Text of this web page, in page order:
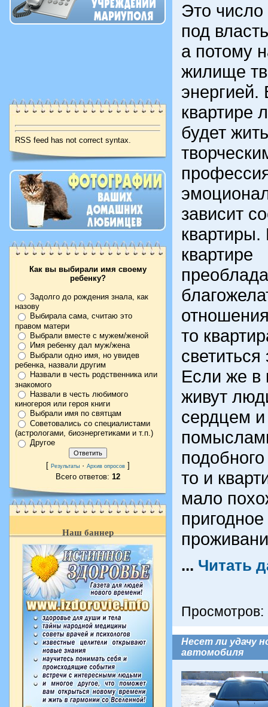
RSS feed has not correct syntax.
Как вы выбирали имя своему
ребенку?
Задолго до рождения знала, как
назову
Выбирала сама, считаю это
правом матери
Выбрали вместе с мужем/женой
Имя ребенку дал муж/жена
Выбрали одно имя, но увидев
ребенка, назвали другим
Назвали в честь родственника или
знакомого
Назвали в честь любимого
киногероя или героя книги
Выбрали имя по святцам
Советовались со специалистами
(астрологами, биоэнергетиками и т.п.)
Другое
[ Результаты· Архив опросов]
Всего ответов: 12
Наш баннер
Это число
под
а потому
жилище
энергией.
квартире
будет
зависит
квартиры.
квартире
то
светиться
Если же в
живут
сердцем и
то и
мало
... Читать
Просмотров:
Несет ли удачу
автомобиля